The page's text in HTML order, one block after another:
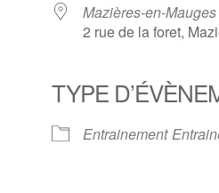
Mazières-en-Mauges
2 rue de la foret,
TYPE
Entrainement